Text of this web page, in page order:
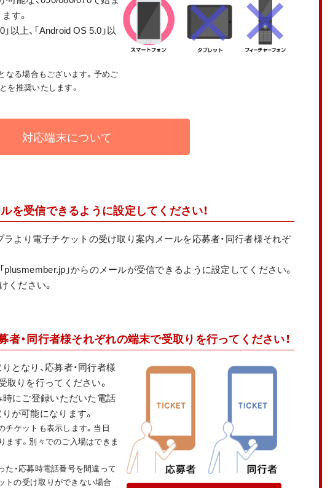
す。
以上、「Android OS 5.0」以
なる場合もございます。予めご
を推奨いたします。
対応端末について
を受信できるように設定してください！
より電子チケットの受け取り案内メールを応募者・同行者様それぞ
」からのメールが受信できるように設定してください。
ください。
・同行者様それぞれの端末で受取りを行ってください！
となり、応募者・同行者様
取りを行ってください。
時にご登録いただいた電話
が可能になります。
ケットも表示します。当日
ます。別々でのご入場はできま
・応募時電話番号を間違って
トの受け取りができない場合